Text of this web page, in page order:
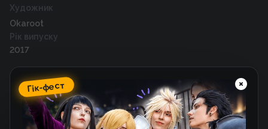
Художник
Okaroot
Рік випуску
2017
Схожі тайтли
Гік-фест